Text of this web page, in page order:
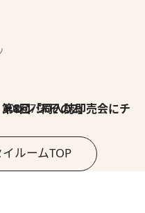
2026.7.30
第8回「同人誌即売会にチャレンジ その2」
ルームTOP